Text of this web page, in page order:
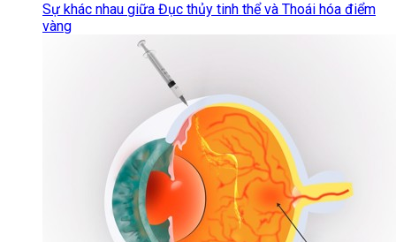
Sự khác nhau giữa Đục thủy tinh thể và Thoái hóa điểm
vàng